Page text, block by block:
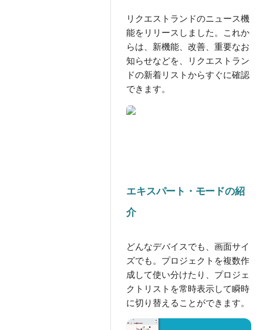
リクエストランドのニュース機
能をリリースしました。これか
らは、新機能、改善、重要なお
知らせなどを、リクエストラン
ドの新着リストからすぐに確認
できます。
エキスパート・モードの紹
介
どんなデバイスでも、画面サイ
ズでも。プロジェクトを複数作
成して使い分けたり、プロジェ
クトリストを常時表示して瞬時
に切り替えることができます。